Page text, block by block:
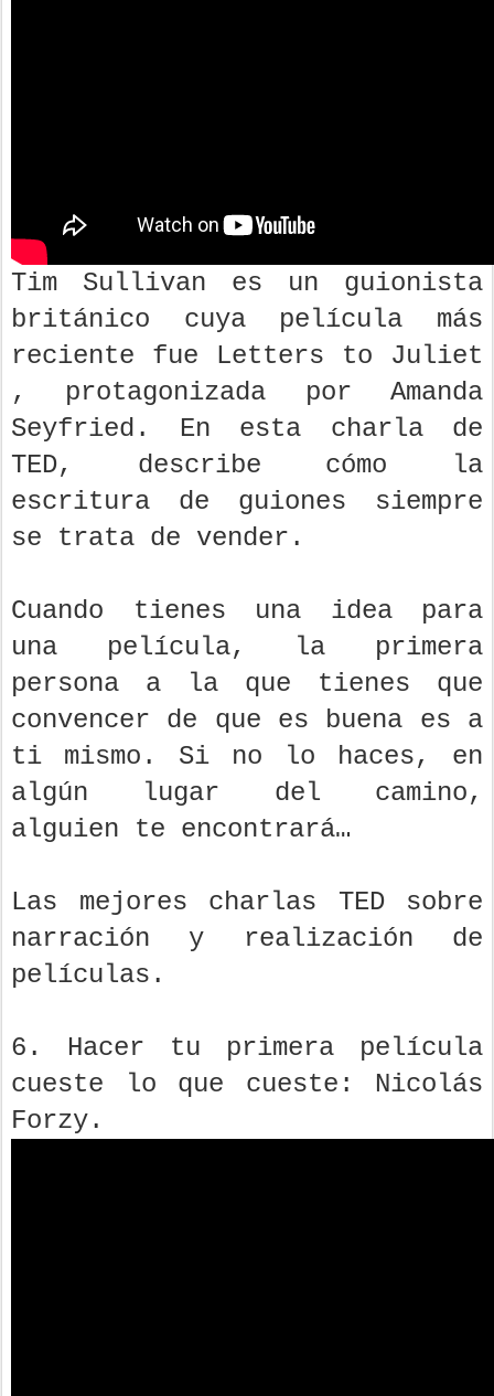
Tim Sullivan es un guionista
británico cuya película más
reciente fue Letters to Juliet
, protagonizada por Amanda
Seyfried. En esta charla de
TED, describe cómo la
escritura de guiones siempre
se trata de vender.
Cuando tienes una idea para
una película, la primera
persona a la que tienes que
convencer de que es buena es a
ti mismo. Si no lo haces, en
algún lugar del camino,
alguien te encontrará…
Las mejores charlas TED sobre
narración y realización de
películas.
6. Hacer tu primera película
cueste lo que cueste: Nicolás
Forzy.